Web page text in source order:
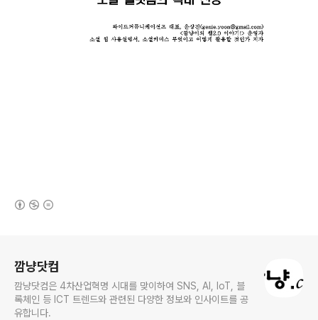
깜냥닷컴
깜냥닷컴은 4차산업혁명 시대를 맞이하여 SNS, AI, IoT, 블
록체인 등 ICT 트렌드와 관련된 다양한 정보와 인사이트를 공
유합니다.